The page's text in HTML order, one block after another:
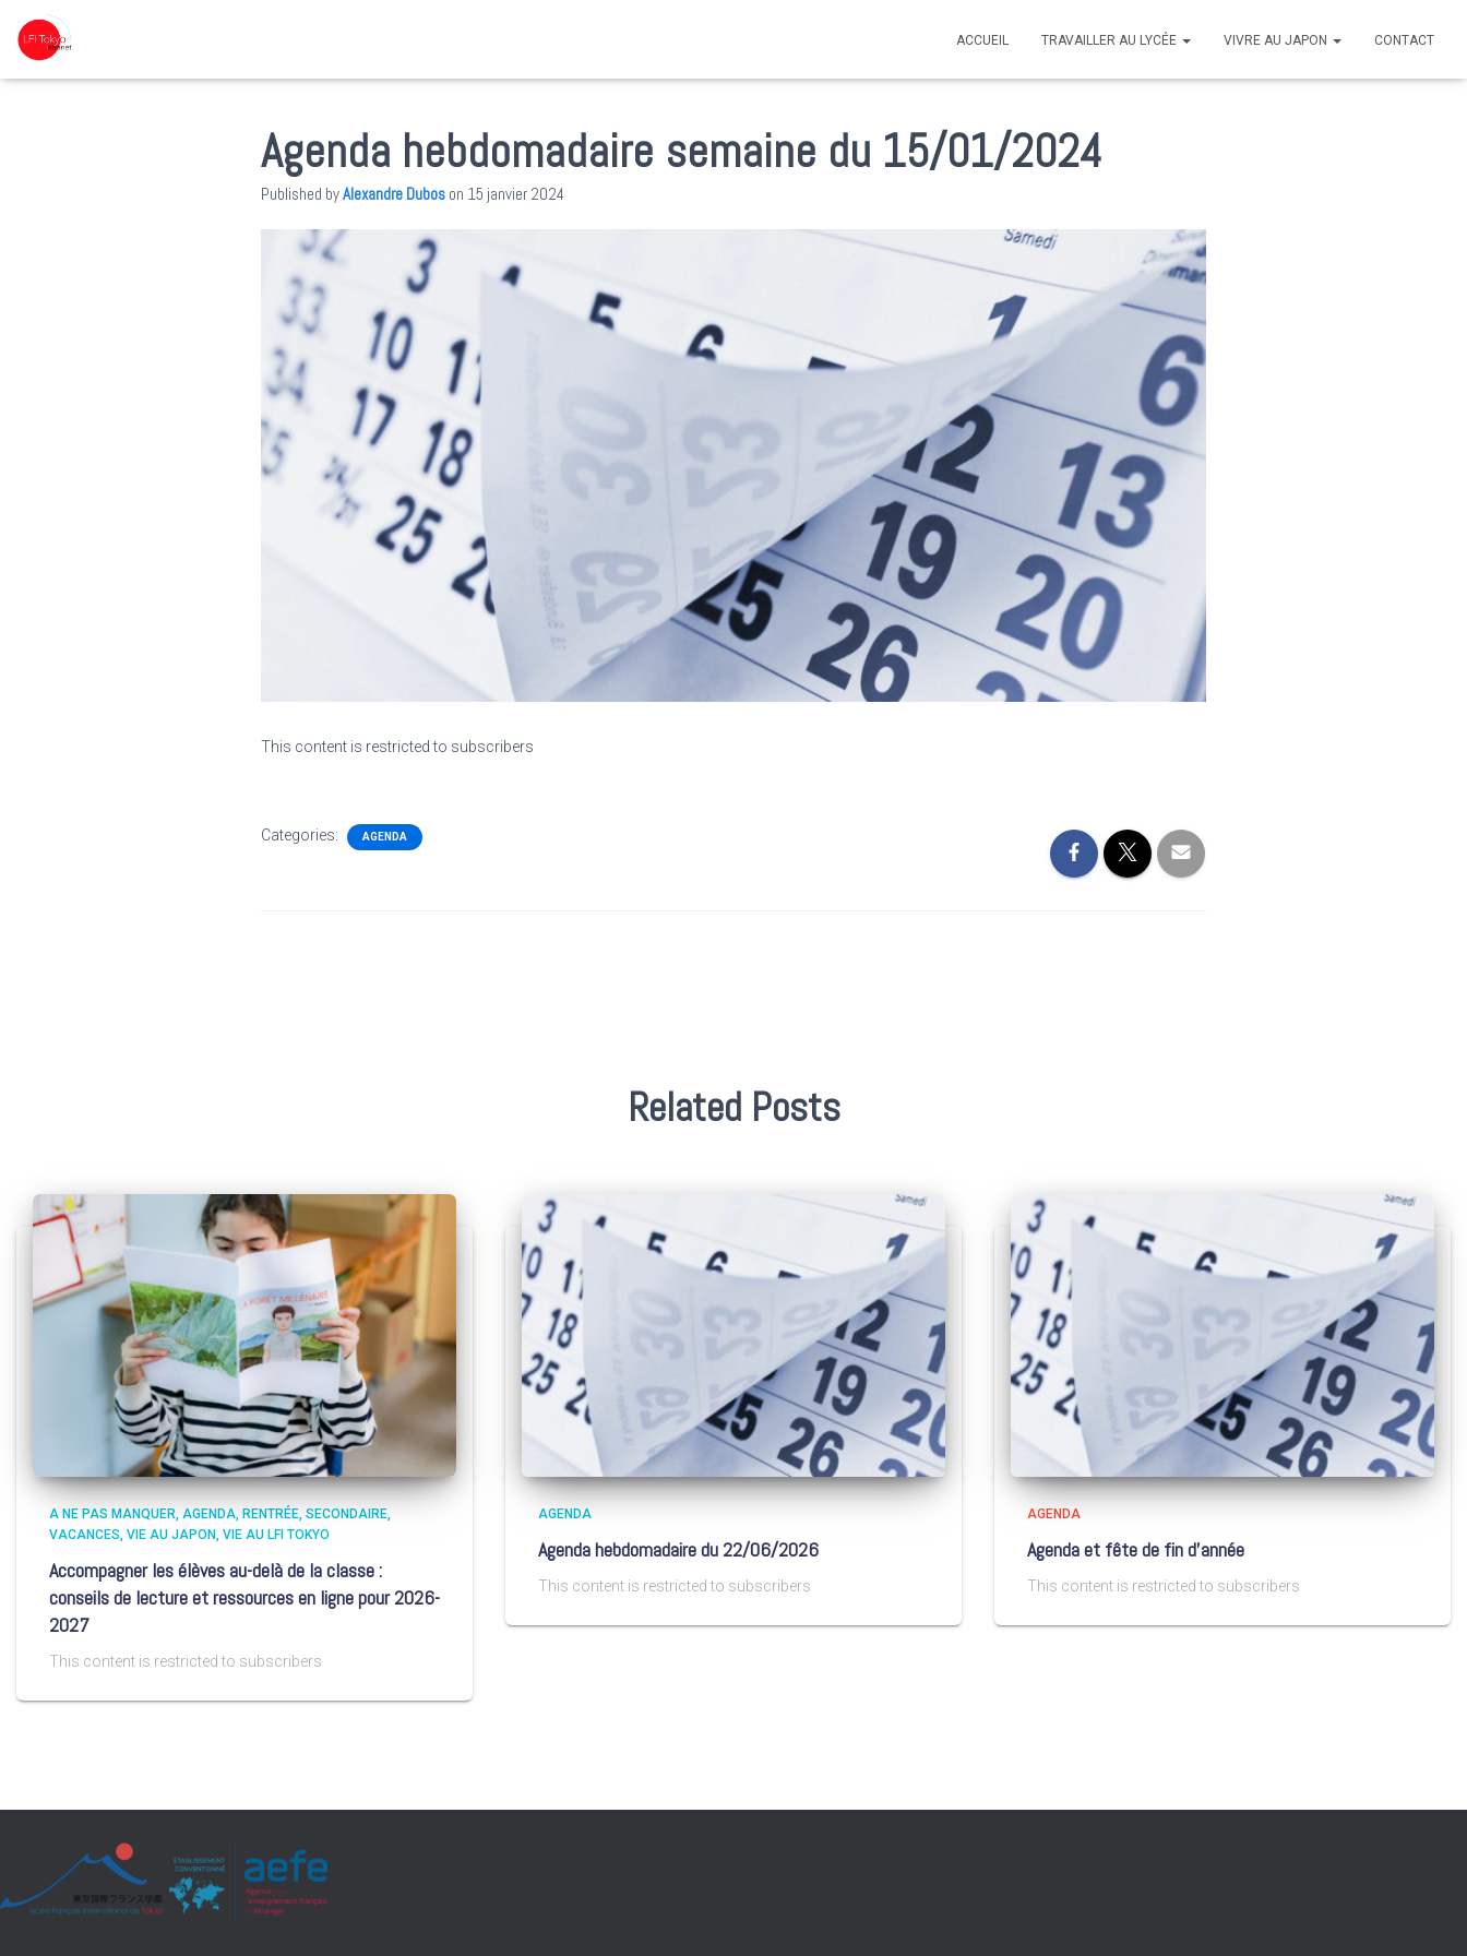
ACCUEIL TRAVAILLER AU LYCÉE VIVRE AU JAPON CONTACT
Agenda hebdomadaire semaine du 15/01/2024
Published byAlexandre Dubos on 15 janvier 2024
This content is restricted to subscribers
Categories: AGENDA
Related Posts
A NE PAS MANQUER AGENDA RENTRÉE SECONDAIRE
VACANCES VIE AU JAPON VIE AU LFI TOKYO
Accompagner les élèves au-delà de la classe :
conseils de lecture et ressources en ligne pour 2026-
2027
This content is restricted to subscribers
AGENDA
Agenda hebdomadaire du 22/06/2026
This content is restricted to subscribers
AGENDA
Agenda et fête de fin d’année
This content is restricted to subscribers